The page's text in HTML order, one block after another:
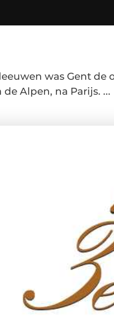
was Gent de
Alpen, na Parijs. ...